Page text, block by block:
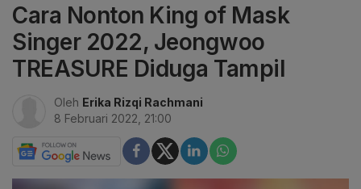
Cara Nonton King of Mask
Singer 2022, Jeongwoo
TREASURE Diduga Tampil
Oleh Erika Rizqi Rachmani
8 Februari 2022, 21:00